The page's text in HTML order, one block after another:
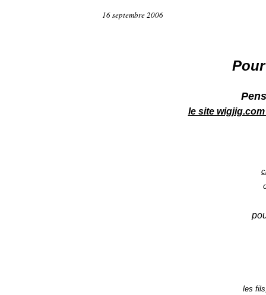
16 septembre 2006
le site
les